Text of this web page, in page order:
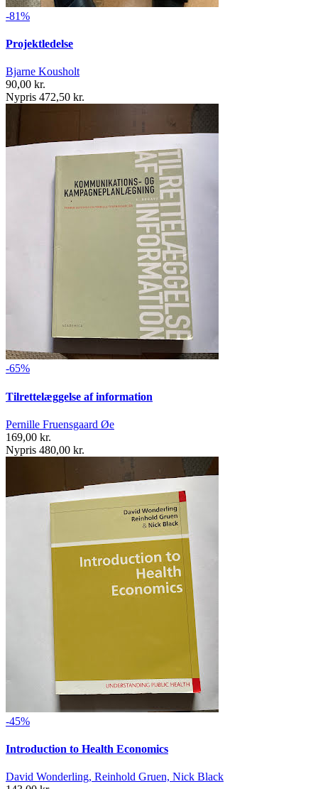
-81%
Projektledelse
Bjarne Kousholt
90,00 kr.
Nypris 472,50 kr.
-65%
Tilrettelæggelse af information
Pernille Fruensgaard Øe
169,00 kr.
Nypris 480,00 kr.
-45%
Introduction to Health Economics
David Wonderling, Reinhold Gruen, Nick Black